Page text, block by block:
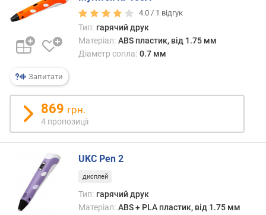
н
а
м
м
г
(
Запитати
4.0 / 1 відгук
Тип: гарячий друк
Матеріал: ABS пластик, від 1.75 мм
Діаметр сопла: 0.7 мм
869 грн.
4 пропозиції
UKC Pen 2
дисплей
Тип: гарячий друк
Матеріал: ABS + PLA пластик, від 1.75 мм